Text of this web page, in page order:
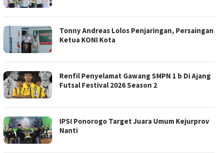
Tonny Andreas Lolos Penjaringan, Persaingan
Ketua KONI Kota
Renfil Penyelamat Gawang SMPN 1 b Di Ajang
Futsal Festival 2026 Season 2
IPSI Ponorogo Target Juara Umum Kejurprov
Nanti